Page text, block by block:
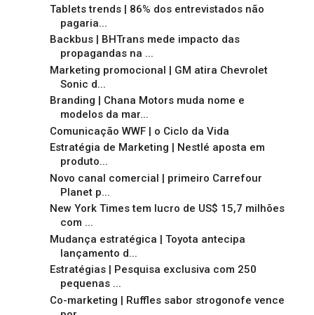
Tablets trends | 86% dos entrevistados não
pagaria...
Backbus | BHTrans mede impacto das
propagandas na ...
Marketing promocional | GM atira Chevrolet
Sonic d...
Branding | Chana Motors muda nome e
modelos da mar...
Comunicação WWF | o Ciclo da Vida
Estratégia de Marketing | Nestlé aposta em
produto...
Novo canal comercial | primeiro Carrefour
Planet p...
New York Times tem lucro de US$ 15,7 milhões
com ...
Mudança estratégica | Toyota antecipa
lançamento d...
Estratégias | Pesquisa exclusiva com 250
pequenas ...
Co-marketing | Ruffles sabor strogonofe vence